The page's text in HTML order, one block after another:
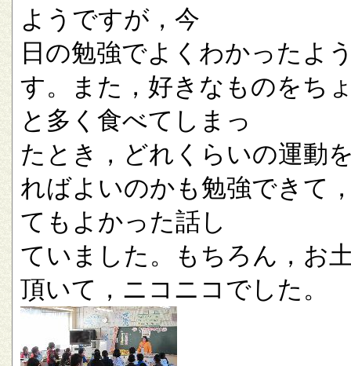
ようですが，今
日の勉強でよくわかったよ
す。また，好きなものをち
と多く食べてしまっ
たとき，どれくらいの運動
ればよいのかも勉強できて
てもよかった話し
ていました。もちろん，お
頂いて，ニコニコでした。